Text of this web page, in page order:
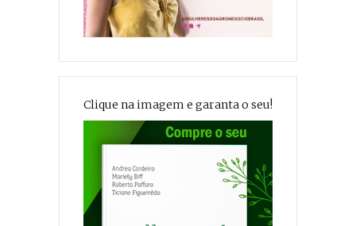
Clique na imagem e garanta o seu!